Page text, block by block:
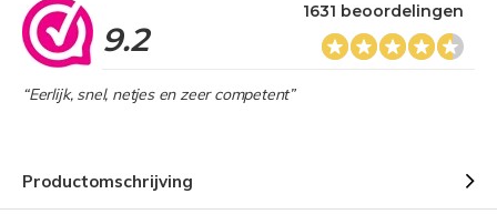
9.2
1631 beoordelingen
“Eerlijk, snel, netjes en zeer competent”
Productomschrijving